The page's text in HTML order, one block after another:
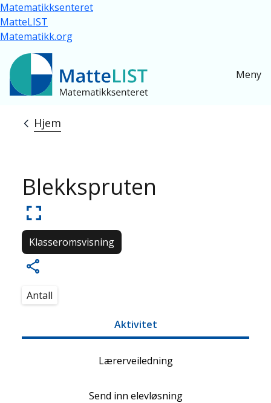
Hopp til hovedinnhold
Matematikksenteret
MatteLIST
Matematikk.org
Meny
Navigasjonssti
Hjem
Blekkspruten
Klasseromsvisning
Antall
Aktivitet
Lærerveiledning
Send inn elevløsning